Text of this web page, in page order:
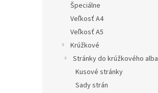
Špeciálne
Veľkosť A4
Veľkosť A5
Krúžkové
Stránky do krúžkového alba
Kusové stránky
Sady strán